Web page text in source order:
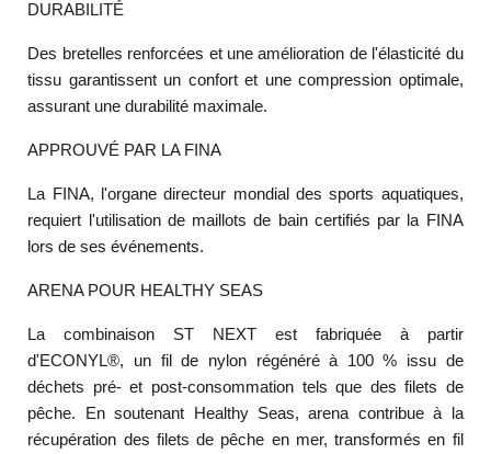
DURABILITÉ
Des bretelles renforcées et une amélioration de l'élasticité du
tissu garantissent un confort et une compression optimale,
assurant une durabilité maximale.
APPROUVÉ PAR LA FINA
La FINA, l'organe directeur mondial des sports aquatiques,
requiert l'utilisation de maillots de bain certifiés par la FINA
lors de ses événements.
ARENA POUR HEALTHY SEAS
La combinaison ST NEXT est fabriquée à partir
d'ECONYL®, un fil de nylon régénéré à 100 % issu de
déchets pré- et post-consommation tels que des filets de
pêche. En soutenant Healthy Seas, arena contribue à la
récupération des filets de pêche en mer, transformés en fil